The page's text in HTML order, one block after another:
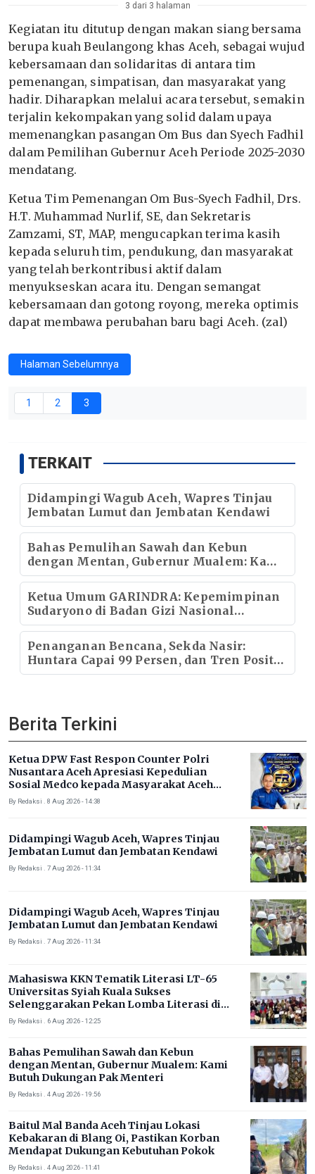
3 dari 3 halaman
Kegiatan itu ditutup dengan makan siang bersama
berupa kuah Beulangong khas Aceh, sebagai wujud
kebersamaan dan solidaritas di antara tim
pemenangan, simpatisan, dan masyarakat yang
hadir. Diharapkan melalui acara tersebut, semakin
terjalin kekompakan yang solid dalam upaya
memenangkan pasangan Om Bus dan Syech Fadhil
dalam Pemilihan Gubernur Aceh Periode 2025-2030
mendatang.
Ketua Tim Pemenangan Om Bus-Syech Fadhil, Drs.
H.T. Muhammad Nurlif, SE, dan Sekretaris
Zamzami, ST, MAP, mengucapkan terima kasih
kepada seluruh tim, pendukung, dan masyarakat
yang telah berkontribusi aktif dalam
menyukseskan acara itu. Dengan semangat
kebersamaan dan gotong royong, mereka optimis
dapat membawa perubahan baru bagi Aceh. (zal)
Halaman Sebelumnya
1 2 3
TERKAIT
Didampingi Wagub Aceh, Wapres Tinjau
Jembatan Lumut dan Jembatan Kendawi
Bahas Pemulihan Sawah dan Kebun
dengan Mentan, Gubernur Mualem: Kami
Butuh Dukungan Pak Menteri
Ketua Umum GARINDRA: Kepemimpinan
Sudaryono di Badan Gizi Nasional
Menentukan Kualitas Generasi dan Arah
Pembangunan Indonesia
Penanganan Bencana, Sekda Nasir:
Huntara Capai 99 Persen, dan Tren Positif
Pemulihan Infrastruktur
Berita Terkini
Ketua DPW Fast Respon Counter Polri
Nusantara Aceh Apresiasi Kepedulian
Sosial Medco kepada Masyarakat Aceh
Timur
By Redaksi . 8 Aug 2026 - 14:38
Didampingi Wagub Aceh, Wapres Tinjau
Jembatan Lumut dan Jembatan Kendawi
By Redaksi . 7 Aug 2026 - 11:34
Didampingi Wagub Aceh, Wapres Tinjau
Jembatan Lumut dan Jembatan Kendawi
By Redaksi . 7 Aug 2026 - 11:34
Mahasiswa KKN Tematik Literasi LT-65
Universitas Syiah Kuala Sukses
Selenggarakan Pekan Lomba Literasi di
Gampong Rhieng Blang
By Redaksi . 6 Aug 2026 - 12:25
Bahas Pemulihan Sawah dan Kebun
dengan Mentan, Gubernur Mualem: Kami
Butuh Dukungan Pak Menteri
By Redaksi . 4 Aug 2026 - 19:56
Baitul Mal Banda Aceh Tinjau Lokasi
Kebakaran di Blang Oi, Pastikan Korban
Mendapat Dukungan Kebutuhan Pokok
By Redaksi . 4 Aug 2026 - 11:41